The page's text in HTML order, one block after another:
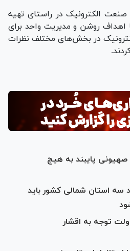
صنعت الکترونیک در راستای تهیه
اهداف روشن و مدیریت واحد برای
در بخش‌های مختلف نظرات
پایبند به هیچ
سه استان شمالی کشور باید
توجه به اقشار